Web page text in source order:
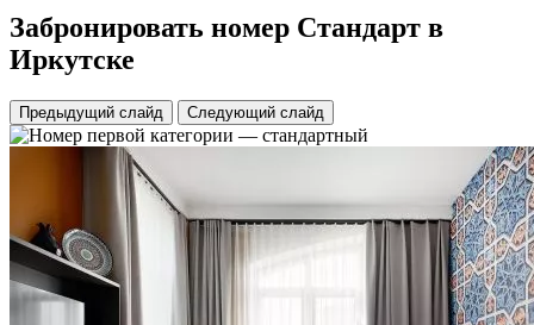
Забронировать номер Стандарт в
Иркутске
Предыдущий слайд Следующий слайд